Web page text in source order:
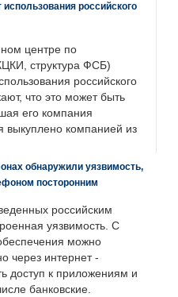
российского
центре по
структура ФСБ)
российского
что это может быть
его компания
выкуплено компанией из
обнаружили уязвимость,
посторонним
российским
уязвимость. С
можно
через интернет -
доступ к приложениям и
банковские.